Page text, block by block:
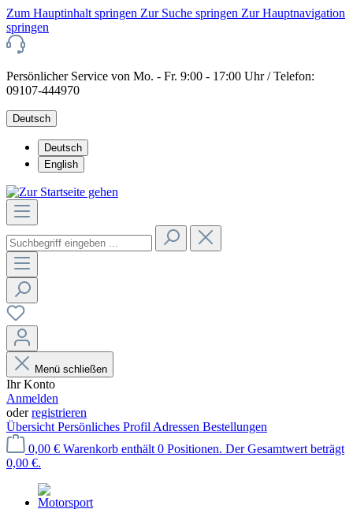
Zum Hauptinhalt springen Zur Suche springen Zur Hauptnavigation
springen
Persönlicher Service von Mo. - Fr. 9:00 - 17:00 Uhr / Telefon:
09107-444970
Deutsch
Deutsch
English
Menü schließen
Ihr Konto
Anmelden
oderregistrieren
Übersicht Persönliches Profil Adressen Bestellungen
0,00 € Warenkorb enthält 0 Positionen. Der Gesamtwert beträgt
0,00 €.